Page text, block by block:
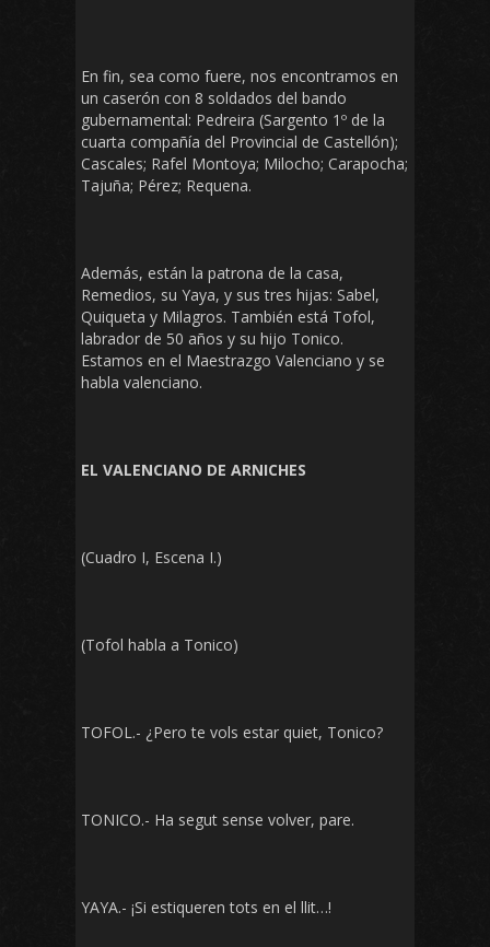
En fin, sea como fuere, nos encontramos en
un caserón con 8 soldados del bando
gubernamental: Pedreira (Sargento 1º de la
cuarta compañía del Provincial de Castellón);
Cascales; Rafel Montoya; Milocho; Carapocha;
Tajuña; Pérez; Requena.
Además, están la patrona de la casa,
Remedios, su Yaya, y sus tres hijas: Sabel,
Quiqueta y Milagros. También está Tofol,
labrador de 50 años y su hijo Tonico.
Estamos en el Maestrazgo Valenciano y se
habla valenciano.
EL VALENCIANO DE ARNICHES
(Cuadro I, Escena I.)
(Tofol habla a Tonico)
TOFOL.- ¿Pero te vols estar quiet, Tonico?
TONICO.- Ha segut sense volver, pare.
YAYA.- ¡Si estiqueren tots en el llit…!